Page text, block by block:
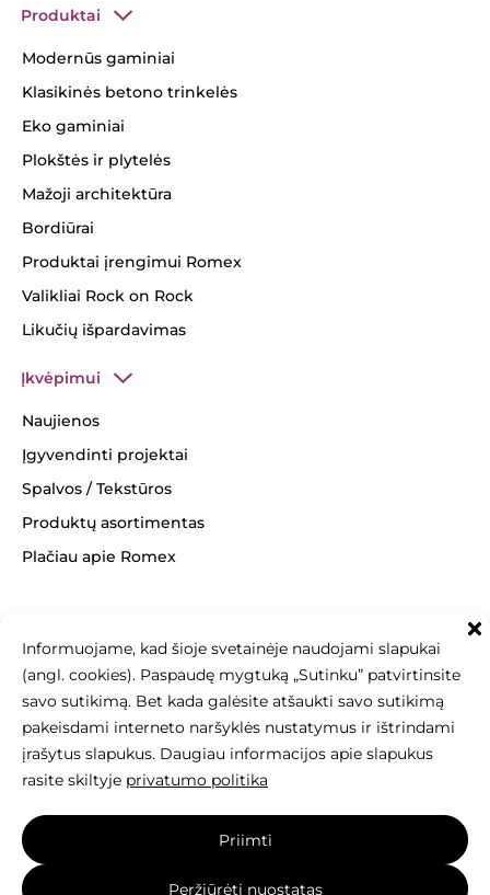
Informuojame, kad šioje svetainėje naudojami slapukai
(angl. cookies). Paspaudę mygtuką „Sutinku” patvirtinsite
savo sutikimą. Bet kada galėsite atšaukti savo sutikimą
pakeisdami interneto naršyklės nustatymus ir ištrindami
įrašytus slapukus. Daugiau informacijos apie slapukus
rasite skiltyje privatumo politika
Priimti
Peržiūrėti nuostatas
Produktai
Modernūs gaminiai
Klasikinės betono trinkelės
Eko gaminiai
Plokštės ir plytelės
Mažoji architektūra
Bordiūrai
Produktai įrengimui Romex
Valikliai Rock on Rock
Likučių išpardavimas
Įkvėpimui
Naujienos
Įgyvendinti projektai
Spalvos / Tekstūros
Produktų asortimentas
Plačiau apie Romex
+370 463 14062
info@betonomozaika.lt
Šios svetainės turinys, tekstai, nuotraukos
yra Betono mozaika nuosavybė, be raštiško sutikimo
draudžiama kopijuoti, naudoti ir platinti.